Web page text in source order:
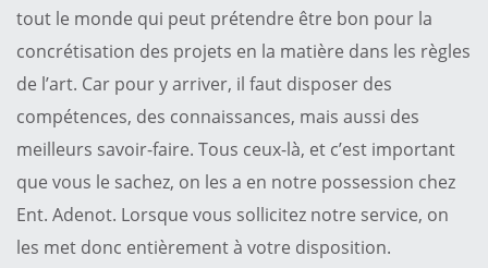
tout le monde qui peut prétendre être bon pour la
concrétisation des projets en la matière dans les règles
de l’art. Car pour y arriver, il faut disposer des
compétences, des connaissances, mais aussi des
meilleurs savoir-faire. Tous ceux-là, et c’est important
que vous le sachez, on les a en notre possession chez
Ent. Adenot. Lorsque vous sollicitez notre service, on
les met donc entièrement à votre disposition.